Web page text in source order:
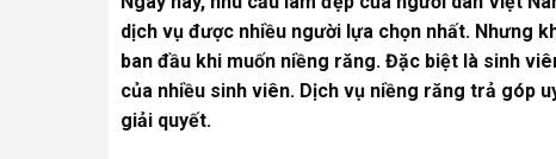
dịch vụ được nhiều người lựa chọn nhất. Nhưng
ban đầu khi muốn niềng răng. Đặc biệt là sinh
của nhiều sinh viên. Dịch vụ niềng răng trả góp
giải quyết.